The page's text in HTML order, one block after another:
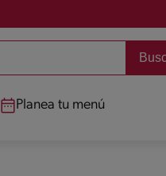
Planea tu menú